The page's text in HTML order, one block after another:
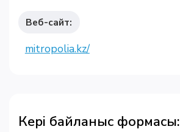
Веб-сайт:
mitropolia.kz/
Кері байланыс формасы: